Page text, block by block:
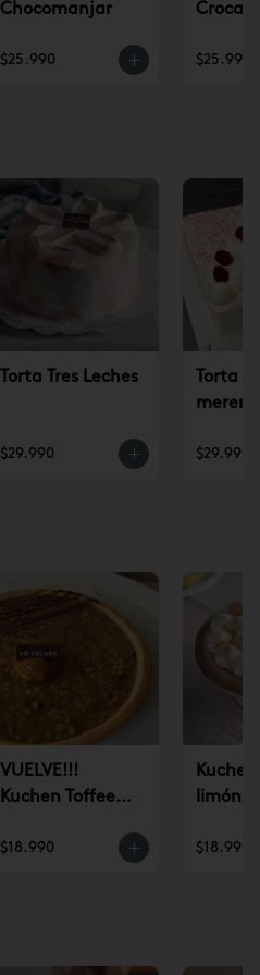
Chocomanjar
$25.990 $25.990
Torta Tres Leches
$29.990
Torta
$29.990
VUELVE!!!
Kuchen Toffee
$18.990
limón
$18.990